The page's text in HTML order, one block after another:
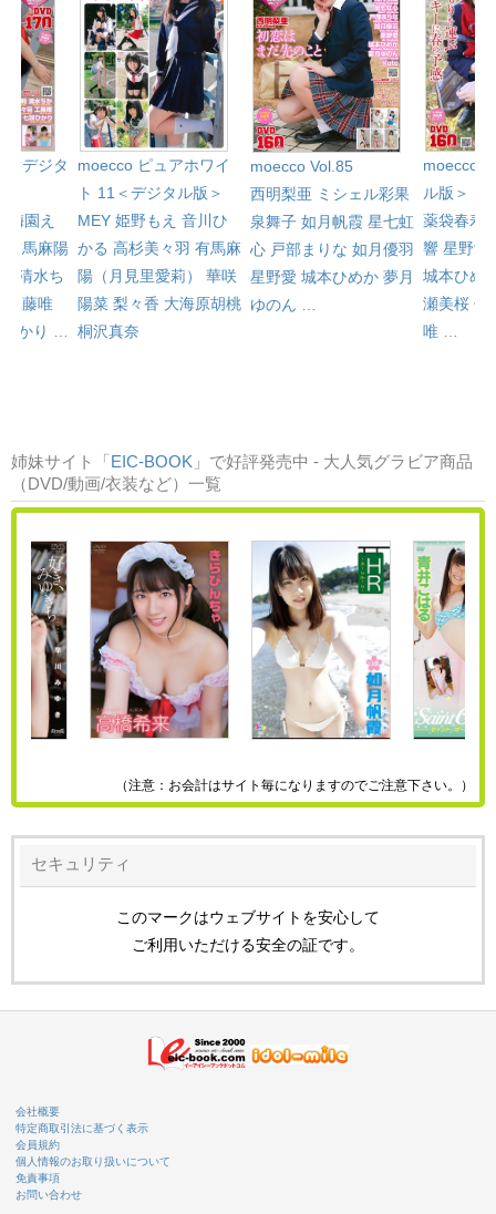
＜デジタ
梅園え
有馬麻陽
清水ち
工藤唯
かり …
moecco ピュアホワイ
ト 11＜デジタル版＞
MEY 姫野もえ 音川ひ
かる 高杉美々羽 有馬麻
陽（月見里愛莉）
華咲
陽菜 梨々香 大海原胡桃
桐沢真奈
moecco Vol.85
西明梨亜 ミシェル彩果
泉舞子 如月帆霞 星七虹
心 戸部まりな 如月優羽
星野愛 城本ひめか 夢月
ゆのん
moecco
ル版＞
薬袋春寿
響 星野愛
城本ひめ
瀬美桜 佐
唯 …
姉妹サイト「EIC-BOOK 」で好評発売中 - 大人気グラビア商品
（DVD/動画/衣装など）一覧
（注意：お会計はサイト毎になりますのでご注意下さい。）
セキュリティ
このマークはウェブサイトを安心して
ご利用いただける安全の証です。
会社概要
特定商取引法に基づく表示
会員規約
個人情報のお取り扱いについて
免責事項
お問い合わせ